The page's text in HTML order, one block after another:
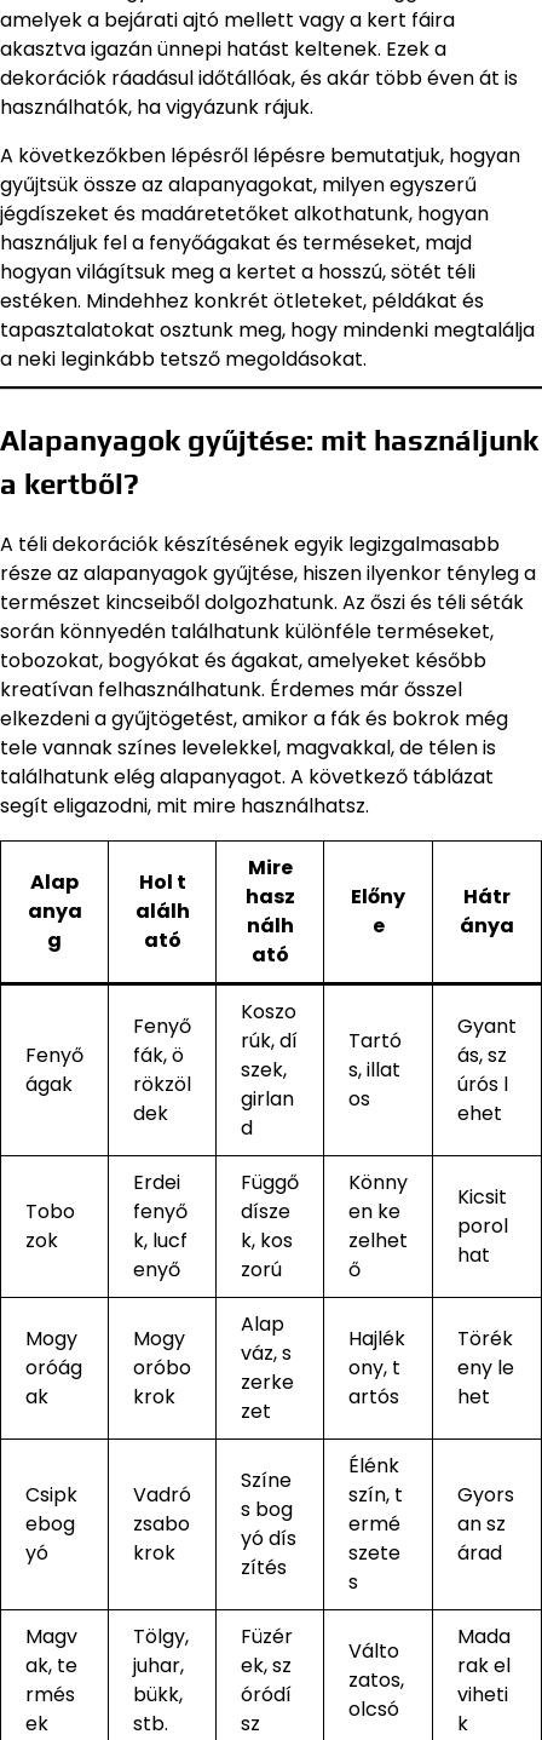
amelyek a bejárati ajtó mellett vagy a kert fáira
akasztva igazán ünnepi hatást keltenek. Ezek a
dekorációk ráadásul időtállóak, és akár több éven át is
használhatók, ha vigyázunk rájuk.
A következőkben lépésről lépésre bemutatjuk, hogyan
gyűjtsük össze az alapanyagokat, milyen egyszerű
jégdíszeket és madáretetőket alkothatunk, hogyan
használjuk fel a fenyőágakat és terméseket, majd
hogyan világítsuk meg a kertet a hosszú, sötét téli
estéken. Mindehhez konkrét ötleteket, példákat és
tapasztalatokat osztunk meg, hogy mindenki megtalálja
a neki leginkább tetsző megoldásokat.
Alapanyagok gyűjtése: mit használjunk
a kertből?
A téli dekorációk készítésének egyik legizgalmasabb
része az alapanyagok gyűjtése, hiszen ilyenkor tényleg a
természet kincseiből dolgozhatunk. Az őszi és téli séták
során könnyedén találhatunk különféle terméseket,
tobozokat, bogyókat és ágakat, amelyeket később
kreatívan felhasználhatunk. Érdemes már ősszel
elkezdeni a gyűjtögetést, amikor a fák és bokrok még
tele vannak színes levelekkel, magvakkal, de télen is
találhatunk elég alapanyagot. A következő táblázat
segít eligazodni, mit mire használhatsz.
Alap
anya
g
Hol t
alálh
ató
Mire
hasz
nálh
ató
Előny
e
Hátr
ánya
Fenyő
ágak
Fenyő
fák, ö
rökzöl
dek
Koszo
rúk, dí
szek,
girlan
d
Tartó
s, illat
os
Gyant
ás, sz
úrós l
ehet
Tobo
zok
Erdei
fenyő
k, lucf
enyő
Függő
dísze
k, kos
zorú
Könny
en ke
zelhet
ő
Kicsit
porol
hat
Mogy
oróág
ak
Mogy
oróbo
krok
Alap
váz, s
zerke
zet
Hajlék
ony, t
artós
Törék
eny le
het
Csipk
ebog
yó
Vadró
zsabo
krok
Színe
s bog
yó dís
zítés
Élénk
szín, t
ermé
szete
s
Gyors
an sz
árad
Magv
ak, te
rmés
ek
Tölgy,
juhar,
bükk,
stb.
Füzér
ek, sz
óródí
sz
Válto
zatos,
olcsó
Mada
rak el
viheti
k